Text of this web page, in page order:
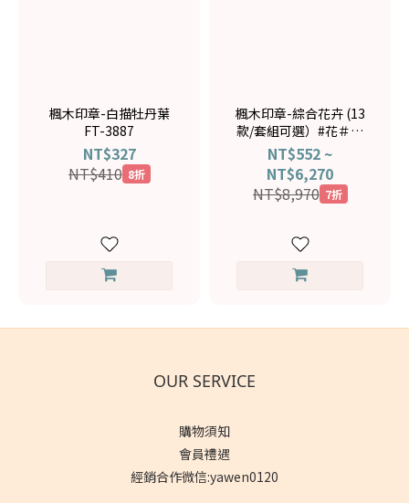
楓木印章-白描牡丹葉
FT-3887
NT$327
NT$410 8折
楓木印章-綜合花卉 (13
款/套組可選）#花＃海
棠
NT$552 ~
NT$6,270
NT$8,970 7折
OUR SERVICE
購物須知
會員禮遇
經銷合作微信:yawen0120